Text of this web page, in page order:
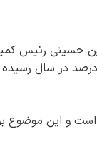
حسینی
و این موضوع